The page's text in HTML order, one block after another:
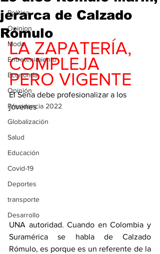
Política
Opinion
Moda
Entretenimiento
Economía
Opinión
Presidencia 2022
Globalización
Salud
Educación
Covid-19
Deportes
transporte
Desarrollo
jerarca de Calzado
Rómulo
LA ZAPATERÍA,
COMPLEJA
PERO VIGENTE
El Sena debe profesionalizar a los
jóvenes
UNA autoridad. Cuando en Colombia y
Suramérica se habla de Calzado
Rómulo, es porque es un referente de la